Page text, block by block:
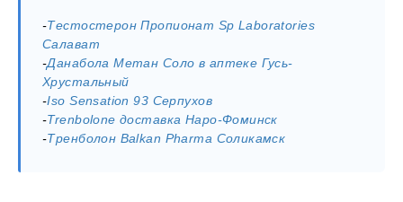
-Тестостерон Пропионат Sp Laboratories
Салават
-Данабола Метан Соло в аптеке Гусь-
Хрустальный
-Iso Sensation 93 Серпухов
-Trenbolone доставка Наро-Фоминск
-Тренболон Balkan Pharma Соликамск